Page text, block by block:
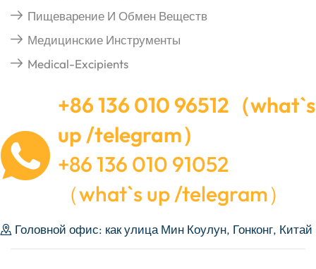
Пищеварение И Обмен Веществ
Медицинские Инструменты
Medical-Excipients
+86 136 010 96512（what`s
up /telegram）
+86 136 010 91052
（what`s up /telegram）
Головной офис: как улица Мин Коулун, Гонконг, Китай